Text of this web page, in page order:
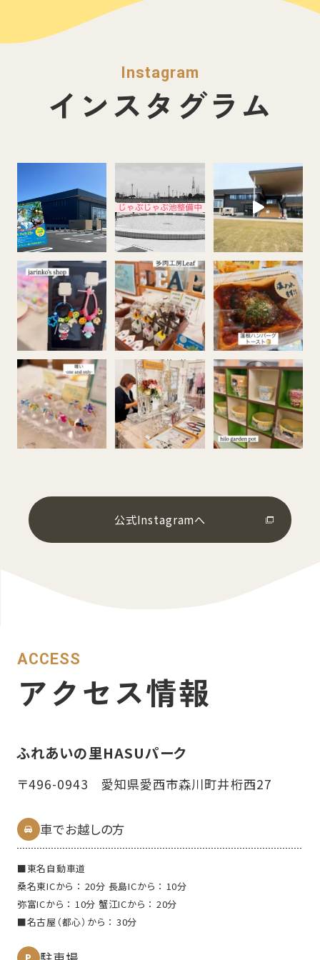
Instagram
インスタグラム
公式Instagramへ
ACCESS
アクセス情報
ふれあいの⾥HASUパーク
〒496-0943 愛知県愛⻄市森川町井桁⻄27
車でお越しの方
■東名⾃動⾞道
桑名東ICから ： 20分 ⻑島ICから ： 10分
弥富ICから ： 10分 蟹江ICから ： 20分
■名古屋（都⼼）から ： 30分